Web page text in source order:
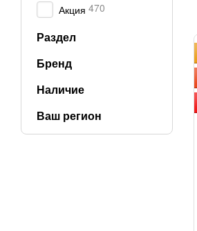
Акция 470
Раздел
Бренд
Наличие
Ваш регион